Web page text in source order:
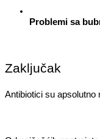
Problemi sa
Zaključak
Antibiotici su apsolutno